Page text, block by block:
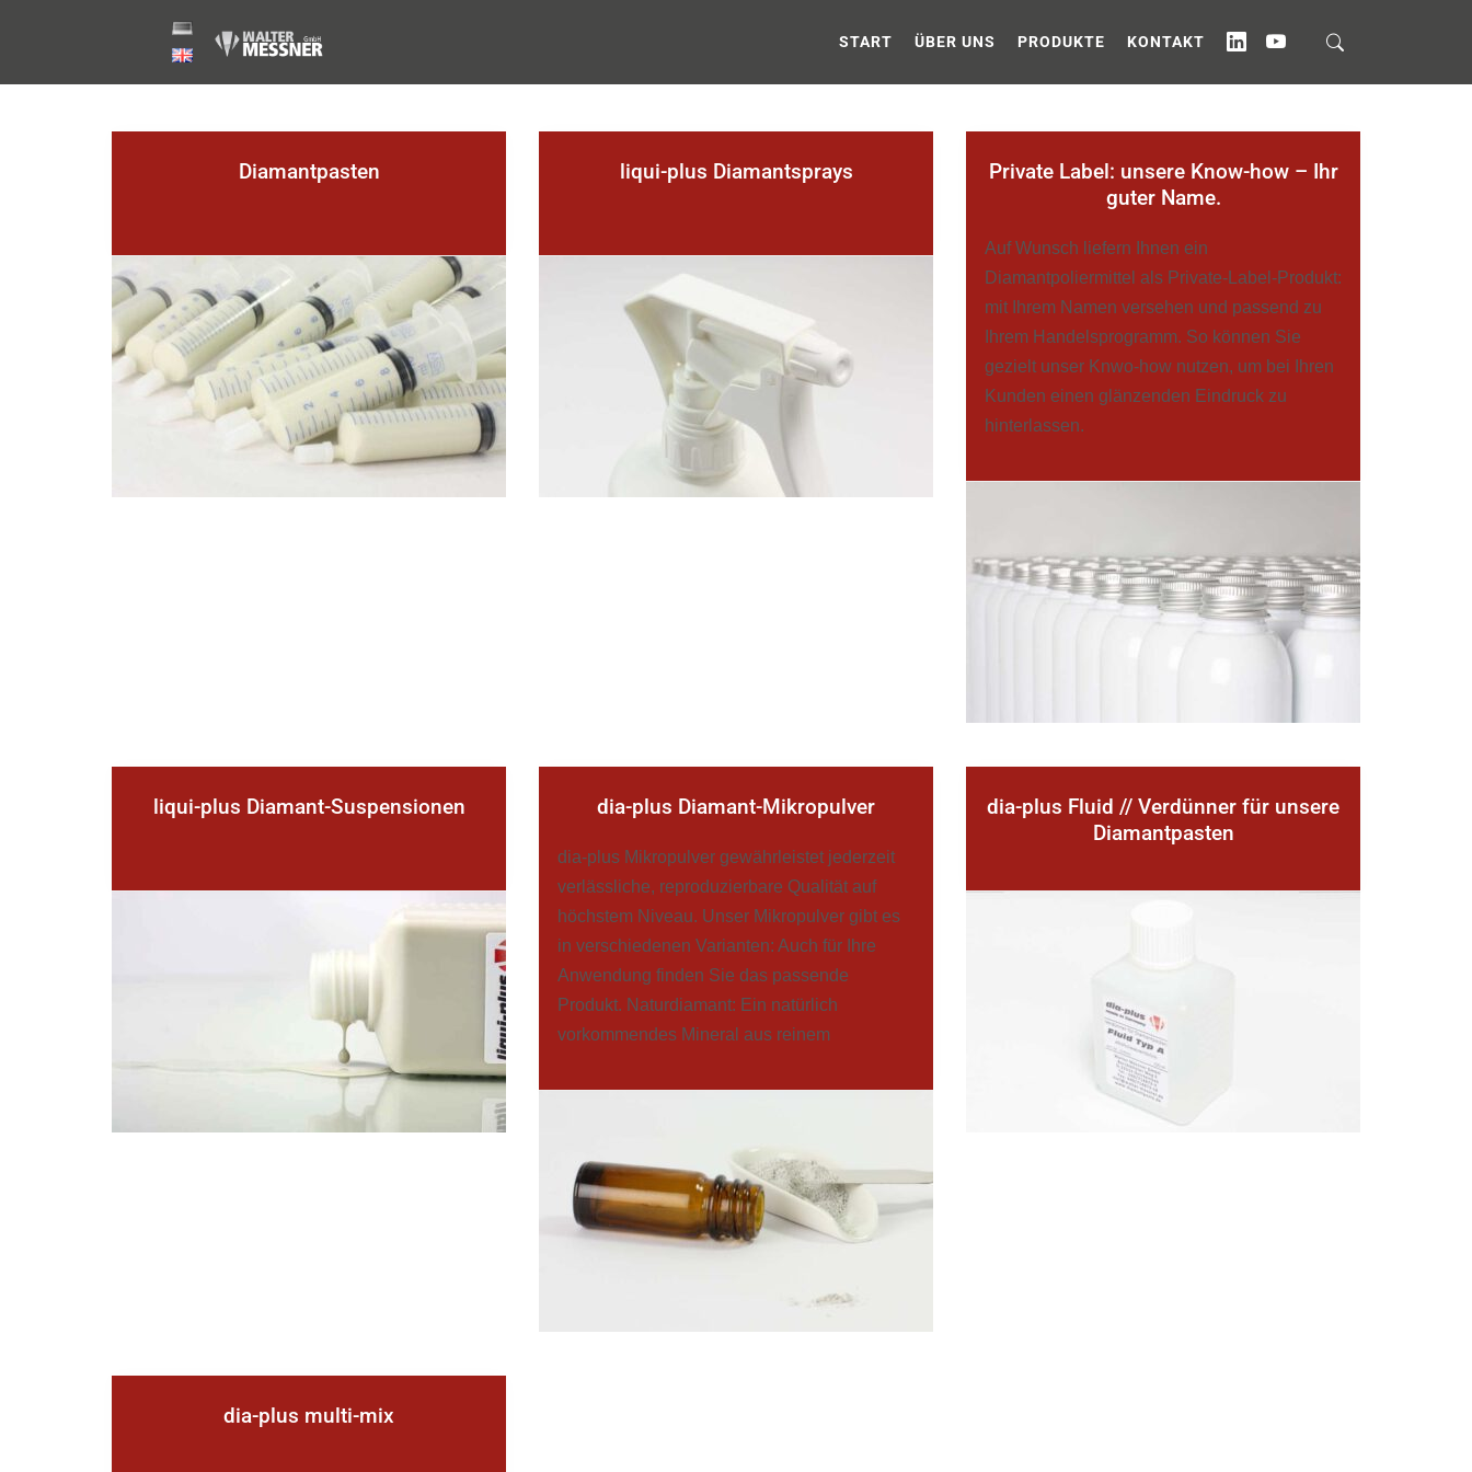
START ÜBER UNS PRODUKTE KONTAKT IN YT
dia-plus // Diamantpoliermittel, Poliergeräte und Zubehör
Diamantpasten liqui-plus Diamantsprays
Private Label: unsere Know-how – Ihr
guter Name.
Auf Wunsch liefern Ihnen ein
Diamantpoliermittel als Private-Label-Produkt:
mit Ihrem Namen versehen und passend zu
Ihrem Handelsprogramm. So können Sie
gezielt unser Knwo-how nutzen, um bei Ihren
Kunden einen glänzenden Eindruck zu
hinterlassen.
liqui-plus Diamant-Suspensionen dia-plus Diamant-Mikropulver
dia-plus Mikropulver gewährleistet jederzeit
verlässliche, reproduzierbare Qualität auf
höchstem Niveau. Unser Mikropulver gibt es
in verschiedenen Varianten: Auch für Ihre
Anwendung finden Sie das passende
Produkt. Naturdiamant: Ein natürlich
vorkommendes Mineral aus reinem
dia-plus Fluid // Verdünner für unsere
Diamantpasten
dia-plus multi-mix